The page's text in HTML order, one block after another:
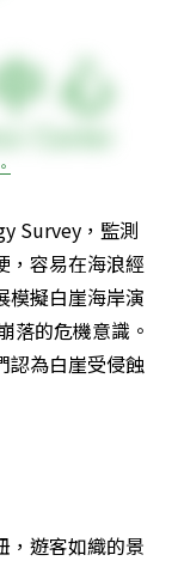
Survey，監測
，容易在海浪經
模擬白崖海岸演
落的危機意識。
認為白崖受侵蝕
，遊客如織的景